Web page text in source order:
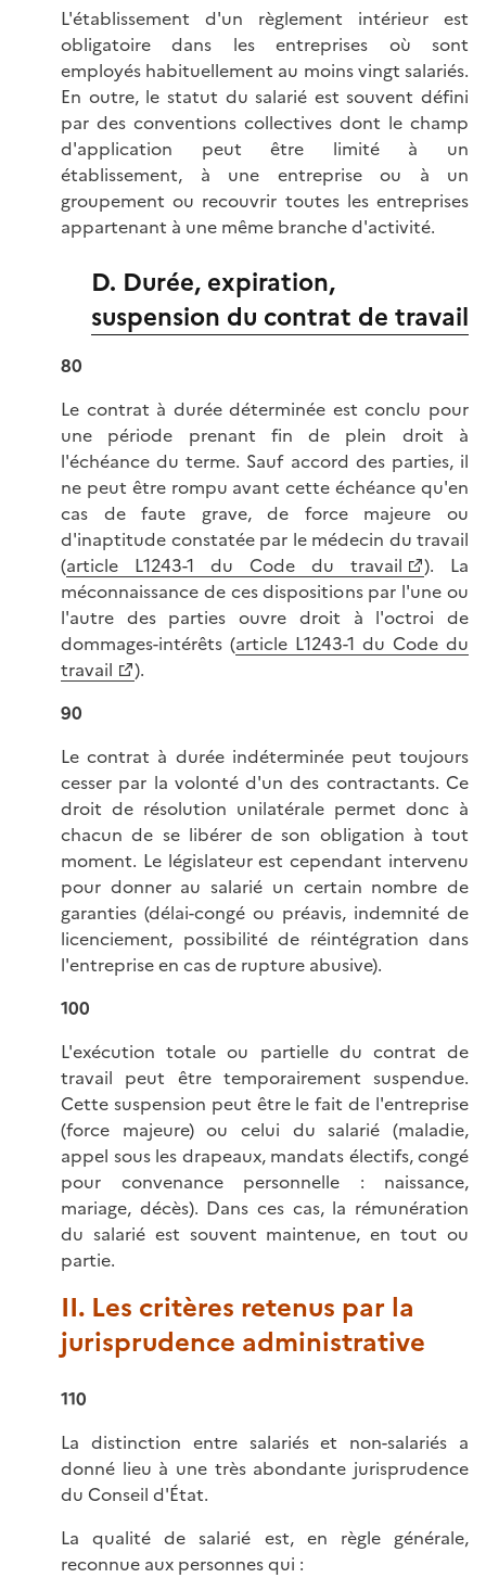
L'établissement d'un règlement intérieur est
obligatoire dans les entreprises où sont
employés habituellement au moins vingt salariés.
En outre, le statut du salarié est souvent défini
par des conventions collectives dont le champ
d'application peut être limité à un
établissement, à une entreprise ou à un
groupement ou recouvrir toutes les entreprises
appartenant à une même branche d'activité.
D. Durée, expiration,
suspension du contrat de travail
80
Le contrat à durée déterminée est conclu pour
une période prenant fin de plein droit à
l'échéance du terme. Sauf accord des parties, il
ne peut être rompu avant cette échéance qu'en
cas de faute grave, de force majeure ou
d'inaptitude constatée par le médecin du travail
(article L1243-1 du Code du travail
). La
méconnaissance de ces dispositions par l'une ou
l'autre des parties ouvre droit à l'octroi de
dommages-intérêts (article L1243-1 du Code du
travail
).
90
Le contrat à durée indéterminée peut toujours
cesser par la volonté d'un des contractants. Ce
droit de résolution unilatérale permet donc à
chacun de se libérer de son obligation à tout
moment. Le législateur est cependant intervenu
pour donner au salarié un certain nombre de
garanties (délai-congé ou préavis, indemnité de
licenciement, possibilité de réintégration dans
l'entreprise en cas de rupture abusive).
100
L'exécution totale ou partielle du contrat de
travail peut être temporairement suspendue.
Cette suspension peut être le fait de l'entreprise
(force majeure) ou celui du salarié (maladie,
appel sous les drapeaux, mandats électifs, congé
pour convenance personnelle : naissance,
mariage, décès). Dans ces cas, la rémunération
du salarié est souvent maintenue, en tout ou
partie.
II. Les critères retenus par la
jurisprudence administrative
110
La distinction entre salariés et non-salariés a
donné lieu à une très abondante jurisprudence
du Conseil d'État.
La qualité de salarié est, en règle générale,
reconnue aux personnes qui :